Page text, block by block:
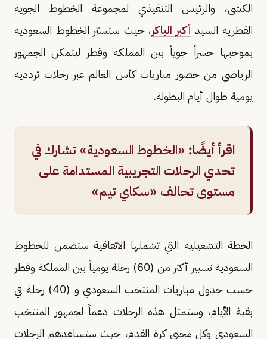
الكشي، والرئيس التنفيذي لمجموعة الخطوط الجوية
القطرية السيد أكبر الباكر، حيث ستسيّر الخطوط السعودية
بموجبها جسراً جوياً بين المملكة وقطر ليتمكن الجمهور
الرياضي من حضور مباريات كأس العالم عبر رحلات ترددية
يومية طوال أيام البطولة.
اقرأ أيضًا: «الخطوط السعودية» تشارك في
تحدي الرحلات التجريبية المستدامة على
مستوى تحالف «سكاي تيم»
الخطة التشغيلية التي تشملها الاتفاقية ستضمن للخطوط
السعودية تسيير أكثر من (60) رحلة يومياً بين المملكة وقطر
حسب جدول مباريات المنتخب السعودي و (40) رحلة في
بقية الأيام، وستمثل هذه الرحلات دعماً لجمهور المنتخب
السعودي وكل محبي كرة القدم، حيث ستساعدهم الرحلات